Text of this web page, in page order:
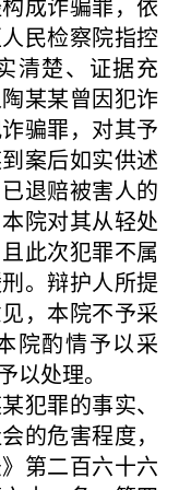
民检察院指控
清楚、证据充
某某曾因犯诈
骗罪，对其予
案后如实供述
退赔被害人的
院对其从轻处
此次犯罪不属
。辩护人所提
，本院不予采
院酌情予以采
以处理。
罪的事实、
的危害程度，
第二百六十六